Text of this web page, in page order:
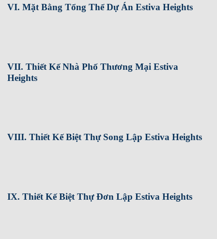
VI. Mặt Bằng Tổng Thể Dự Án Estiva Heights
VII. Thiết Kế Nhà Phố Thương Mại Estiva
Heights
VIII. Thiết Kế Biệt Thự Song Lập Estiva Heights
IX. Thiết Kế Biệt Thự Đơn Lập Estiva Heights